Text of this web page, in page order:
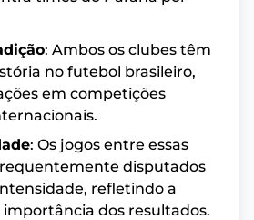
: Ambos os clubes têm
no futebol brasileiro,
em competições
: Os jogos entre essas
disputados
refletindo a
importância dos resultados.